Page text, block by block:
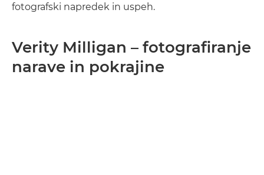
fotografski napredek in uspeh.
Verity Milligan – fotografiranje
narave in pokrajine